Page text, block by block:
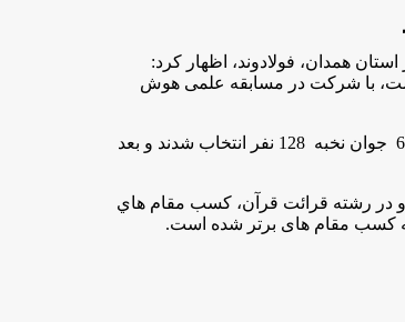
همدان، فولادوند، اظهار کرد:
با شرکت در مسابقه علمی هوش
وی افزود: در اين مسابقات پس از برگزاری چندین آزمون هوش و علمی از بین 6300 جوان نخبه 128 نفر انتخاب شدند و بعد
داراي 15 سال سابقه تدریس است و در رشته قرائت قرآن، كسب مقام هاي
کسب مقام های برتر شده است.